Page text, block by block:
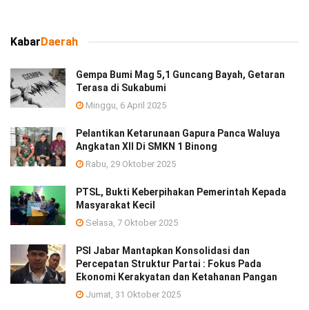
KabarDaerah
Gempa Bumi Mag 5,1 Guncang Bayah, Getaran
Terasa di Sukabumi
Minggu, 6 April 2025
Pelantikan Ketarunaan Gapura Panca Waluya
Angkatan XII Di SMKN 1 Binong
Rabu, 29 Oktober 2025
PTSL, Bukti Keberpihakan Pemerintah Kepada
Masyarakat Kecil
Selasa, 7 Oktober 2025
PSI Jabar Mantapkan Konsolidasi dan
Percepatan Struktur Partai : Fokus Pada
Ekonomi Kerakyatan dan Ketahanan Pangan
Jumat, 31 Oktober 2025